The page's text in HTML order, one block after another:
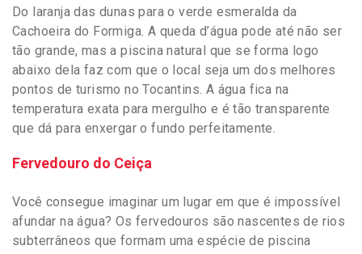
Do laranja das dunas para o verde esmeralda da
Cachoeira do Formiga. A queda d’água pode até não ser
tão grande, mas a piscina natural que se forma logo
abaixo dela faz com que o local seja um dos melhores
pontos de turismo no Tocantins. A água fica na
temperatura exata para mergulho e é tão transparente
que dá para enxergar o fundo perfeitamente.
Fervedouro do Ceiça
Você consegue imaginar um lugar em que é impossível
afundar na água? Os fervedouros são nascentes de rios
subterrâneos que formam uma espécie de piscina